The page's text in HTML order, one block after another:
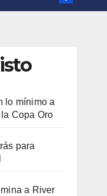
lo mínimo a
Copa Oro
para
a River